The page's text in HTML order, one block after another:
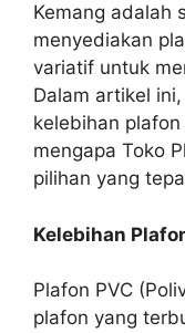
Kemang adalah
menyediakan
variatif untuk
Dalam artikel
kelebihan
mengapa Toko
pilihan yang
Kelebihan
Plafon PVC
plafon yang